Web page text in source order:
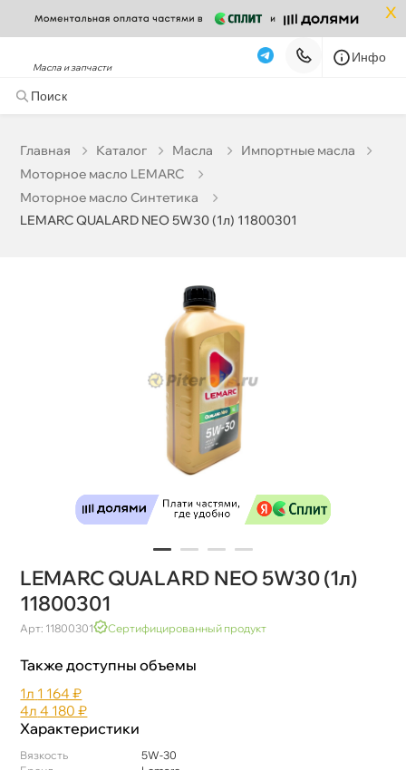
x
Масла и запчасти
Инфо
Главная Катало Масла
Импортные масла
Моторное масло LEMARC
Моторное масло Синтетика
LEMARC QUALARD NEO 5W30 (1л) 11800301
LEMARC QUALARD NEO 5W30 (1л)
11800301
Арт: 11800301 Сертифицированный продукт
Также доступны объемы
1л 1 164 ₽
4л 4 180 ₽
Характеристики
язкость
5W-30
Бесплатная
Срочная за 2 ч – 399 ₽